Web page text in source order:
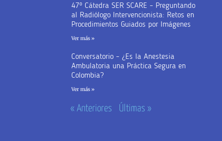
47º Cátedra SER SCARE – Preguntando
al Radiólogo Intervencionista: Retos en
Procedimientos Guiados por Imágenes
Ver más »
Conversatorio – ¿Es la Anestesia
Ambulatoria una Práctica Segura en
Colombia?
Ver más »
« Anteriores Últimas »